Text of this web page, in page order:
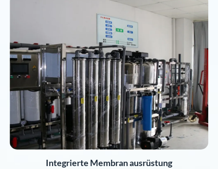
Integrierte Membran ausrüstung